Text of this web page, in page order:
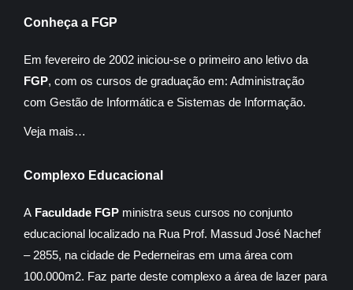
Conheça a FGP
Em fevereiro de 2002 iniciou-se o primeiro ano letivo da
FGP, com os cursos de graduação em: Administração
com Gestão de Informática e Sistemas de Informação.
Veja mais…
Complexo Educacional
A Faculdade FGP ministra seus cursos no conjunto
educacional localizado na Rua Prof. Massud José Nachef
– 2855, na cidade de Pederneiras em uma área com
100.000m2. Faz parte deste complexo a área de lazer para